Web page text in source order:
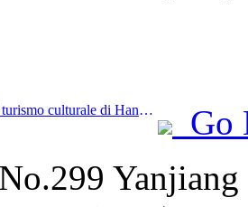
Prev:L'industria del turismo culturale di Hangzhou prospererà nel 2024: il valore aggiunto culturale supera i 340 miliardi e i turisti in entrata raddoppieranno
Go